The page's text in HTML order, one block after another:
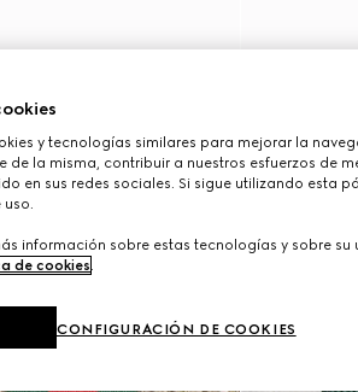
y tecnologías similares para mejorar la
de la misma, contribuir a nuestros esfuerzos de
en sus redes sociales. Si sigue utilizando esta
uso.
información sobre estas tecnologías y sobre
de cookies.
CONFIGURACIÓN DE COOKIES